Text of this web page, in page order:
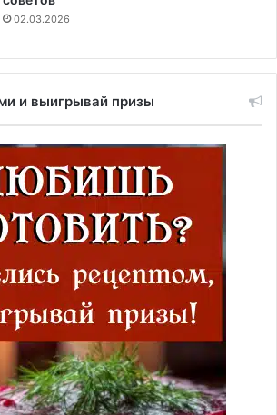
02.03.2026
и выигрывай призы